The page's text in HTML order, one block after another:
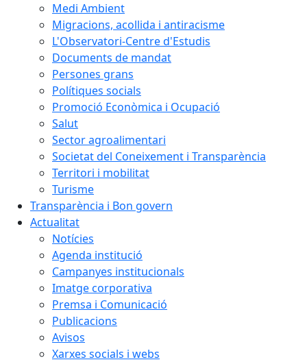
Medi Ambient
Migracions, acollida i antiracisme
L'Observatori-Centre d'Estudis
Documents de mandat
Persones grans
Polítiques socials
Promoció Econòmica i Ocupació
Salut
Sector agroalimentari
Societat del Coneixement i Transparència
Territori i mobilitat
Turisme
Transparència i Bon govern
Actualitat
Notícies
Agenda institució
Campanyes institucionals
Imatge corporativa
Premsa i Comunicació
Publicacions
Avisos
Xarxes socials i webs